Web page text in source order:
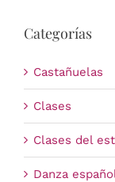
Categorías
Castañuelas
Clases
Clases del
Danza